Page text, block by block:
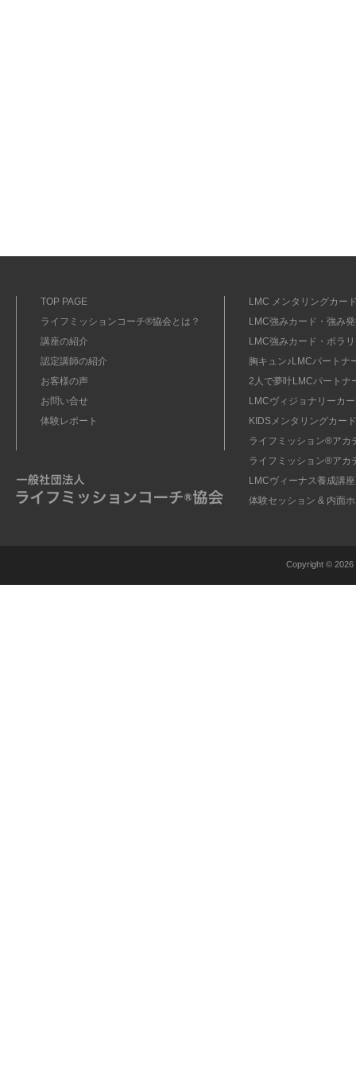
TOP PAGE
ライフミッションコーチ®協会とは？
講座の紹介
認定講師の紹介
お客様の声
お問い合せ
体験レポート
LMC メンタリングカー
LMC強みカード・強み
LMC強みカード・ポラ
胸キュン♪LMCパートナ
2人で夢叶LMCパートナ
LMCヴィジョナリーカ
KIDSメンタリングカー
ライフミッション®︎アカ
ライフミッション®︎アカ
LMCヴィーナス養成講座
体験セッション & 内面
Copyright © 2026